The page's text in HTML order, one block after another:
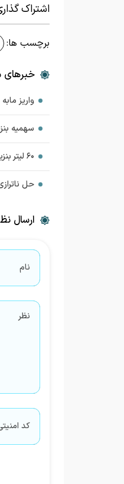
اشتراک
برچسب ها:
خبرهای
واریز
سهمیه
۶۰ لیتر بنزین سهمیه خرداد امشب شارژ می‌شود
حل
ارسال